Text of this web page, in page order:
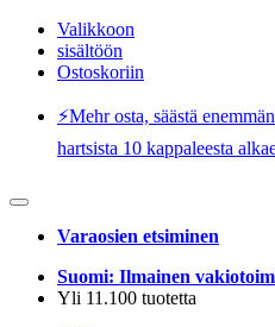
Valikkoon
sisältöön
Ostoskoriin
⚡️Mehr osta, säästä
hartsista 10 kappaleesta
Varaosien etsiminen
Suomi: Ilmainen
Yli 11.100 tuotetta